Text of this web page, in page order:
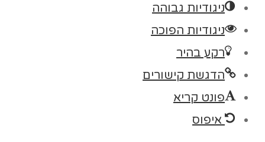
ניגודיות גבוהה
ניגודיות הפוכה
רקע בהיר
הדגשת קישורים
פונט קריא
איפוס